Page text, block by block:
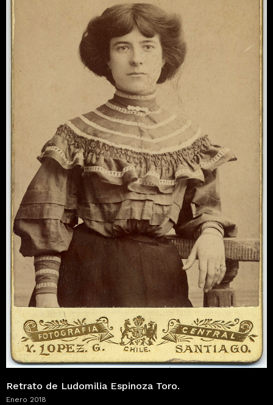
Retrato de Ludomilia Espinoza Toro.
Enero 2018